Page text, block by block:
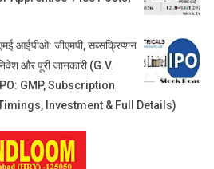
आईपीओ: जीएमपी, सब्सक्रिप्शन
और पूरी जानकारी (G.V.
GMP, Subscription
Investment & Full Details)